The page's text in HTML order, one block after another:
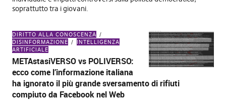
soprattutto tra i giovani.
DIRITTO ALLA CONOSCENZA
DISINFORMAZIONE
INTELLIGENZA
ARTIFICIALE
METAstasiVERSO vs POLIVERSO:
ecco come l’informazione italiana
ha ignorato il più grande sversamento di rifiuti
compiuto da Facebook nel Web